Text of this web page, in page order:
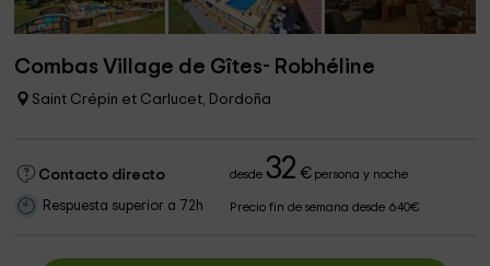
Combas Village de Gîtes- Robhéline
Saint Crépin et Carlucet, Dordoña
Contacto directo desde32 €persona y noche
Respuesta superior a 72h Precio fin de semana desde 640€